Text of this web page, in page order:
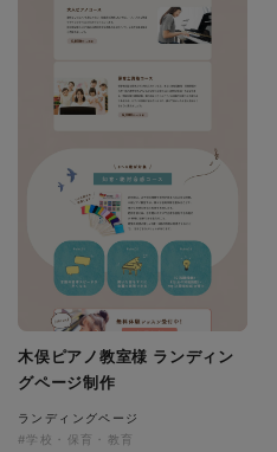
木俣ピアノ教室様 ランディン
グページ制作
ランディングページ
#学校・保育・教育